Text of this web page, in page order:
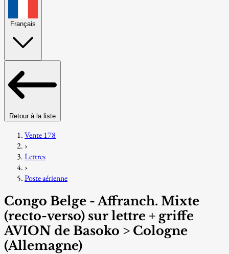
Français
Retour à la liste
Vente 178
›
Lettres
›
Poste aérienne
Congo Belge - Affranch. Mixte
(recto-verso) sur lettre + griffe
AVION de Basoko > Cologne
(Allemagne)